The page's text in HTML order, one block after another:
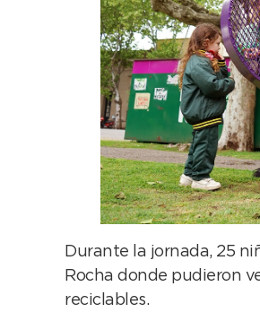
Durante la jornada, 25
Rocha donde pudieron
reciclables.